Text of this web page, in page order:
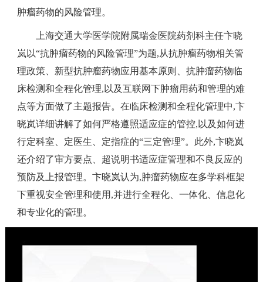
肿瘤药物的风险管理。
上海交通大学医学院附属瑞金医院药剂科主任卞晓
岚以“抗肿瘤药物的风险管理”为题,从抗肿瘤药物相关管
理政策、新型抗肿瘤药物应用基本原则、抗肿瘤药物临
床检测和全程化管理,以及互联网下肿瘤用药和管理的难
点等方面做了主题报告。在临床检测和全程化管理中,卞
晓岚详细讲解了如何严格遵照适应症的管控,以及如何进
行定科室、定医生、定指症的“三定管理”。此外,卞晓岚
还介绍了审方要点、超说明书适应症管理和不良反应的
预防及上报管理。卞晓岚认为,肿瘤药物应在多学科框架
下重视安全管理和使用,并进行全程化、一体化、信息化
和专业化的管理。